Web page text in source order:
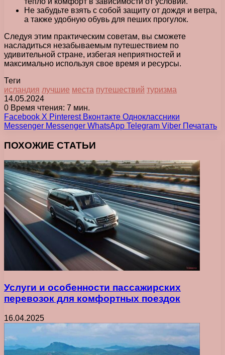
Не забудьте взять с собой защиту от дождя и ветра,
а также удобную обувь для пеших прогулок.
Следуя этим практическим советам, вы сможете
насладиться незабываемым путешествием по
удивительной стране, избегая неприятностей и
максимально используя свое время и ресурсы.
Теги
исландия лучшие места путешествий туризма
14.05.2024
0 Время чтения: 7 мин.
Facebook X Pinterest Вконтакте Одноклассники
Messenger Messenger WhatsApp Telegram Viber Печатать
ПОХОЖИЕ СТАТЬИ
Услуги и особенности пассажирских
перевозок для комфортных поездок
16.04.2025